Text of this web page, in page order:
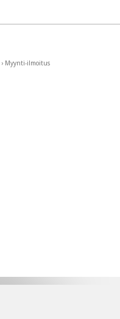
› Myynti-ilmoitus